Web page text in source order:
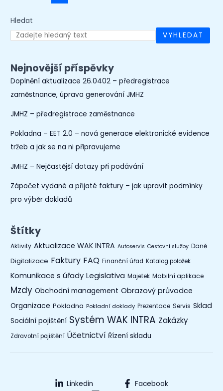
Hledat
VYHLEDAT
Nejnovější příspěvky
Doplnění aktualizace 26.0402 – předregistrace
zaměstnance, úprava generování JMHZ
JMHZ – předregistrace zaměstnance
Pokladna – EET 2.0 – nová generace elektronické evidence
tržeb a jak se na ni připravujeme
JMHZ – Nejčastější dotazy při podávání
Zápočet vydané a přijaté faktury – jak upravit podmínky
pro výběr dokladů
Štítky
Aktivity Aktualizace WAK INTRA Autoservis Cestovní služby Daně
Digitalizace Faktury FAQ Finanční úřad Katalog položek
Komunikace s úřady Legislativa Majetek Mobilní aplikace
Mzdy Obchodní management Obrazový průvodce
Organizace Pokladna Pokladní doklady Prezentace Servis Sklad
Sociální pojištění Systém WAK INTRA Zakázky
Zdravotní pojištění Účetnictví Řízení skladu
Linkedin
Facebook